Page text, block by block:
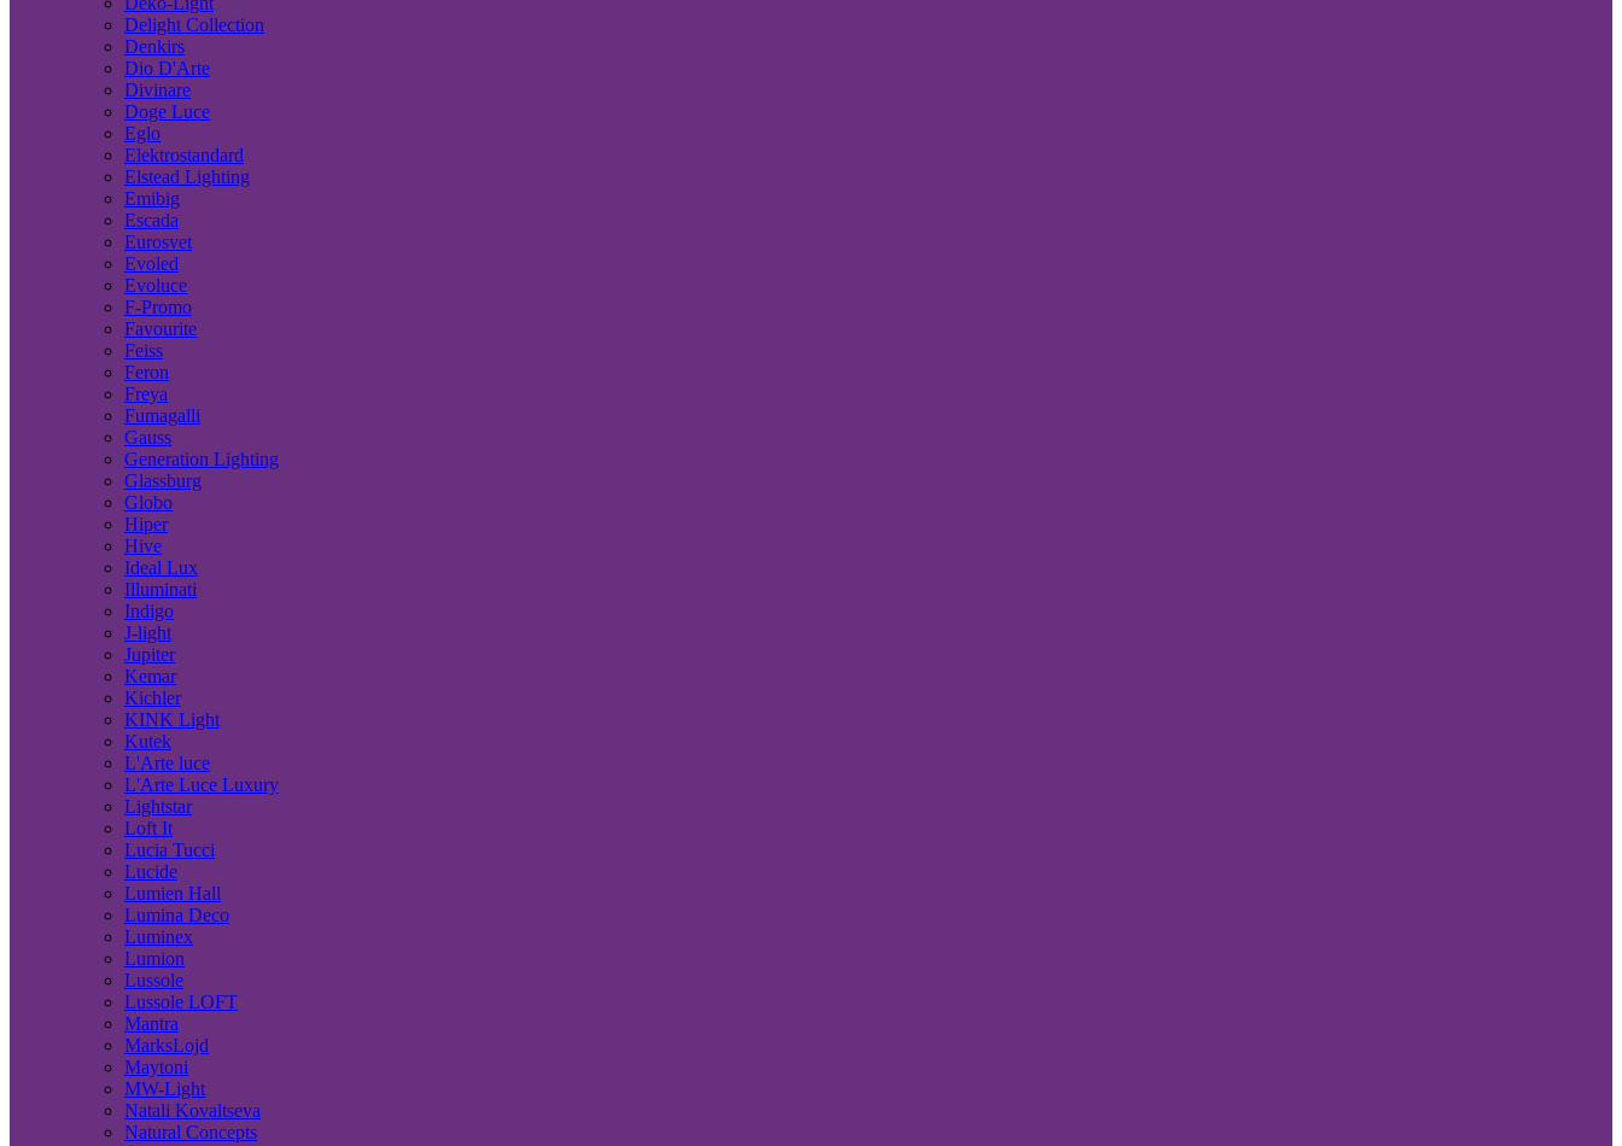
Delight Collection
Denkirs
Dio D'Arte
Divinare
Doge Luce
Eglo
Elektrostandard
Elstead Lighting
Emibig
Escada
Eurosvet
Evoled
Evoluce
F-Promo
Favourite
Feiss
Feron
Freya
Fumagalli
Gauss
Generation Lighting
Glassburg
Globo
Hiper
Hive
Ideal Lux
Illuminati
Indigo
J-light
Jupiter
Kemar
Kichler
KINK Light
Kutek
L'Arte luce
L'Arte Luce Luxury
Lightstar
Loft It
Lucia Tucci
Lucide
Lumien Hall
Lumina Deco
Luminex
Lumion
Lussole
Lussole LOFT
Mantra
MarksLojd
Maytoni
MW-Light
Natali Kovaltseva
Natural Concepts